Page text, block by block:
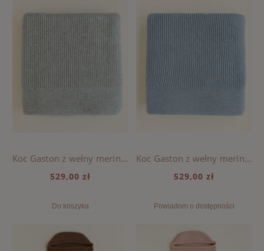
Koc Gaston z wełny merino HVID - Soft Grey
529,00 zł
Do koszyka
Koc Gaston z wełny merino HVID - Frost Blue
529,00 zł
Powiadom o dostępności